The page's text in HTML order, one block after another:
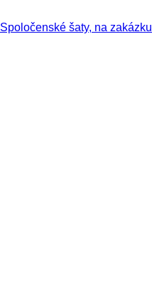
Spoločenské šaty, na zakázku